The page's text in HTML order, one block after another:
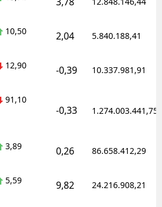
10,50 2,04 5.840.188,41
12,90 -0,39 10.337.981,91
91,10
-0,33 1.274.003.441,75
3,89 0,26 86.658.412,29
5,59 9,82 24.216.908,21